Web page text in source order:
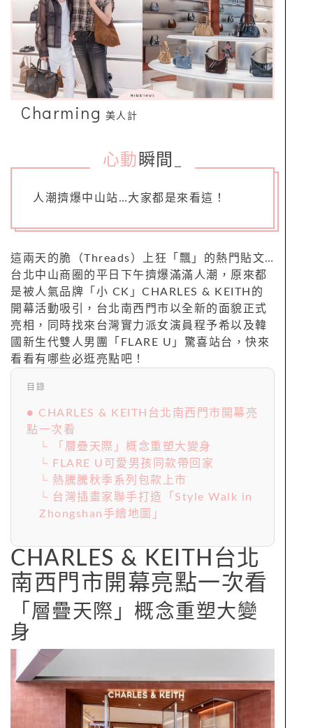
Charming 美人計
心動 瞬間
人潮擠爆中山站…大家都是來看這！
這兩天的脆（Threads）上狂「飄」的熱門貼文…
台北中山商圈的平日下午擠爆滿滿人潮，原來都
是被人氣品牌「小 CK」CHARLES & KEITH的
開幕活動吸引，台北南西門市以全新的面貌正式
亮相，同時找來台灣實力派女演員程予希以及韓
國新生代雙人男團「FLARE U」驚喜站台，快來
看看有哪些必逛亮點吧！
目錄
● CHARLES & KEITH台北南西門市開幕亮
點一次看
└ 「層疊天際」概念重塑大變身
└ FLARE U可愛男孩同款帶回家
└ 熱騰騰秋季系列包款上市
└ 台灣插畫家聯手打造「Style Walk in
Zhongshan手繪地圖」
CHARLES & KEITH台北
南西門市開幕亮點一次看
「層疊天際」概念重塑大變
身